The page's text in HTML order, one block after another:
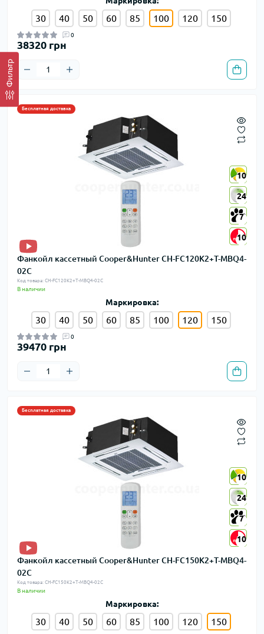
Фильтр
30 40 50 60 85 100 120 150
0
38320 грн
Бесплатная доставка
10
24
7
10
10
24
7
10
Фанкойл кассетный Cooper&Hunter CH-FC120K2+T-MBQ4-
02C
Код товара: CH-FC120K2+T-MBQ4-02C
В наличии
Маркировка:
30 40 50 60 85 100 120 150
0
39470 грн
Бесплатная доставка
10
24
7
10
10
24
7
10
Фанкойл кассетный Cooper&Hunter CH-FC150K2+T-MBQ4-
02C
Код товара: CH-FC150K2+T-MBQ4-02C
В наличии
Маркировка:
30 40 50 60 85 100 120 150